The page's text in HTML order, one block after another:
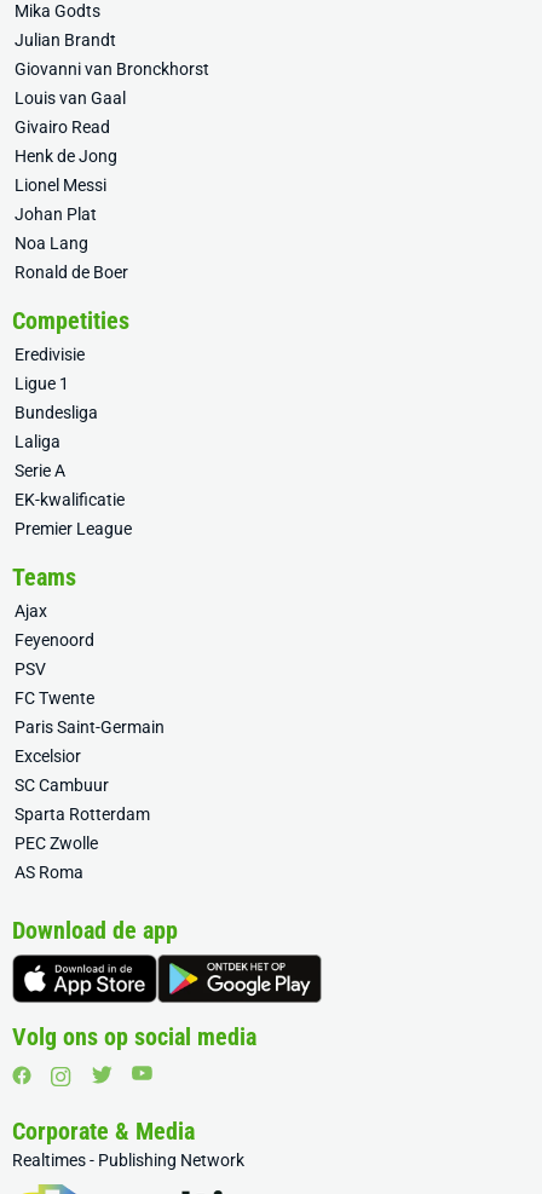
Mika Godts
Julian Brandt
Giovanni van Bronckhorst
Louis van Gaal
Givairo Read
Henk de Jong
Lionel Messi
Johan Plat
Noa Lang
Ronald de Boer
Competities
Eredivisie
Ligue 1
Bundesliga
Laliga
Serie A
EK-kwalificatie
Premier League
Teams
Ajax
Feyenoord
PSV
FC Twente
Paris Saint-Germain
Excelsior
SC Cambuur
Sparta Rotterdam
PEC Zwolle
AS Roma
Download de app
Volg ons op social media
Corporate & Media
Realtimes - Publishing Network